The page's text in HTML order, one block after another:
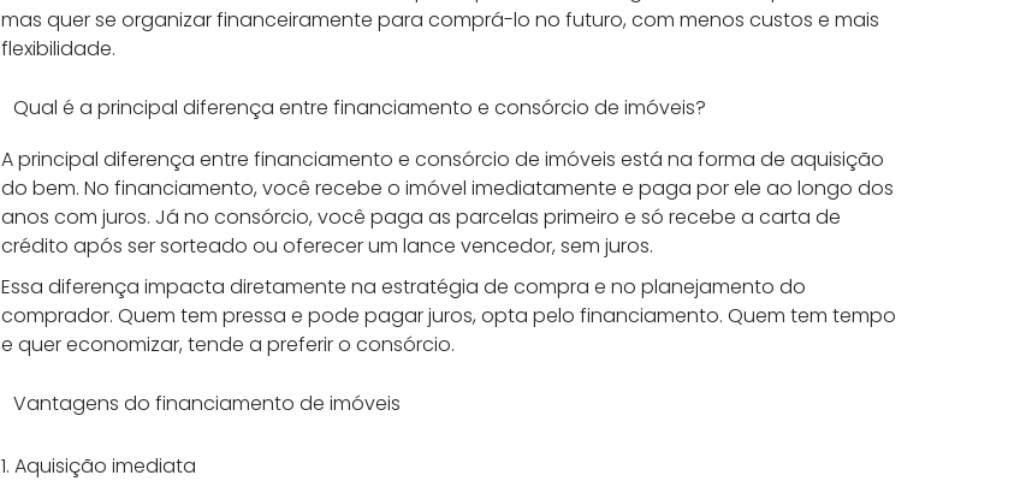
mas quer se organizar financeiramente para comprá-lo no futuro, com menos custos e mais
flexibilidade.
Qual é a principal diferença entre financiamento e consórcio de imóveis?
A principal diferença entre financiamento e consórcio de imóveis está na forma de aquisição
do bem. No financiamento, você recebe o imóvel imediatamente e paga por ele ao longo dos
anos com juros. Já no consórcio, você paga as parcelas primeiro e só recebe a carta de
crédito após ser sorteado ou oferecer um lance vencedor, sem juros.
Essa diferença impacta diretamente na estratégia de compra e no planejamento do
comprador. Quem tem pressa e pode pagar juros, opta pelo financiamento. Quem tem tempo
e quer economizar, tende a preferir o consórcio.
Vantagens do financiamento de imóveis
1. Aquisição imediata